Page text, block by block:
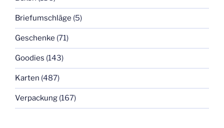
Briefumschläge (5)
Geschenke (71)
Goodies (143)
Karten (487)
Verpackung (167)